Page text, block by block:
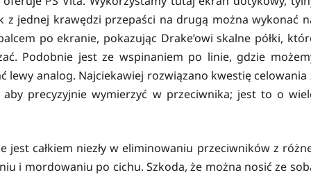
jednej krawędzi przepaści na drugą można wykonać
po ekranie, pokazując Drake’owi skalne półki,
Podobnie jest ze wspinaniem po linie, gdzie
analog. Najciekawiej rozwiązano kwestię celowania
precyzyjnie wymierzyć w przeciwnika; jest to o
jest całkiem niezły w eliminowaniu przeciwników z
i mordowaniu po cichu. Szkoda, że można nosić ze